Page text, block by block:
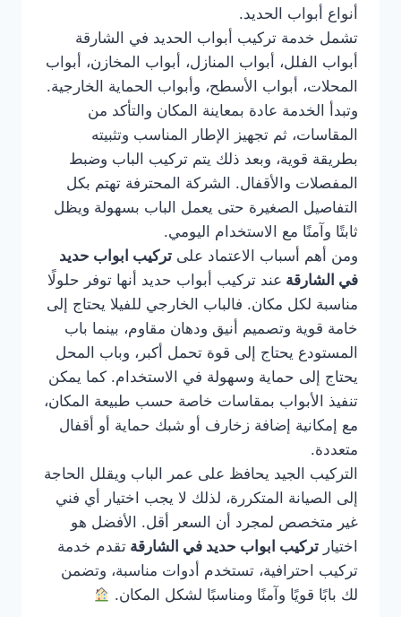
أنواع أبواب الحديد.
تشمل خدمة تركيب أبواب الحديد في الشارقة
أبواب الفلل، أبواب المنازل، أبواب المخازن، أبواب
المحلات، أبواب الأسطح، وأبواب الحماية الخارجية.
وتبدأ الخدمة عادة بمعاينة المكان والتأكد من
المقاسات، ثم تجهيز الإطار المناسب وتثبيته
بطريقة قوية، وبعد ذلك يتم تركيب الباب وضبط
المفصلات والأقفال. الشركة المحترفة تهتم بكل
التفاصيل الصغيرة حتى يعمل الباب بسهولة ويظل
ثابتًا وآمنًا مع الاستخدام اليومي.
ومن أهم أسباب الاعتماد على تركيب ابواب حديد
في الشارقة عند تركيب أبواب حديد أنها توفر حلولًا
مناسبة لكل مكان. فالباب الخارجي للفيلا يحتاج إلى
خامة قوية وتصميم أنيق ودهان مقاوم، بينما باب
المستودع يحتاج إلى قوة تحمل أكبر، وباب المحل
يحتاج إلى حماية وسهولة في الاستخدام. كما يمكن
تنفيذ الأبواب بمقاسات خاصة حسب طبيعة المكان،
مع إمكانية إضافة زخارف أو شبك حماية أو أقفال
متعددة.
التركيب الجيد يحافظ على عمر الباب ويقلل الحاجة
إلى الصيانة المتكررة، لذلك لا يجب اختيار أي فني
غير متخصص لمجرد أن السعر أقل. الأفضل هو
اختيار تركيب ابواب حديد في الشارقة تقدم خدمة
تركيب احترافية، تستخدم أدوات مناسبة، وتضمن
لك بابًا قويًا وآمنًا ومناسبًا لشكل المكان.